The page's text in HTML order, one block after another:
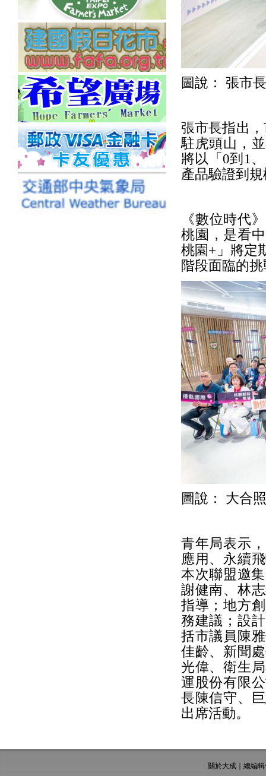
圖說： 張市
張市長指出
駐虎頭山，
將以「0到1
產品驗證到
《數位時代
桃園，是看
桃園+」將定
階段面臨的
圖說： 大合
青年局表示
應用、永續
本次聯盟邀
謝健南、林
指導；地方
務建議；設
括市議員陳
佳齡、新聞
光偉、衛生
運股份有限
長陳信守、
出席活動。